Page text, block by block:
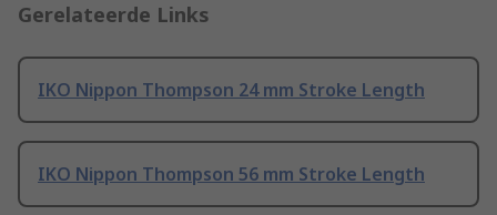
Gerelateerde Links
IKO Nippon Thompson 24 mm Stroke Length
IKO Nippon Thompson 56 mm Stroke Length